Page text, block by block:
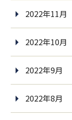
2022年11月
2022年10月
2022年9月
2022年8月